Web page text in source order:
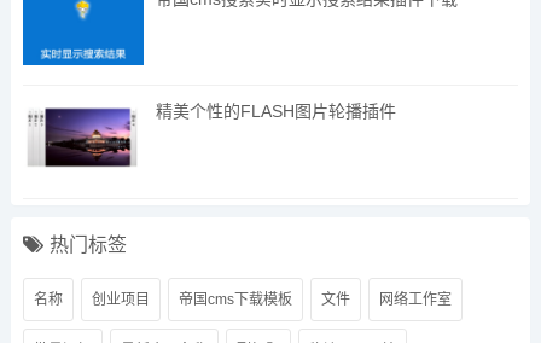
精美个性的FLASH图片轮播插件
热门标签
名称 创业项目 帝国cms下载模板 文件 网络工作室